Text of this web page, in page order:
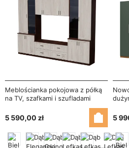
Meblościanka pokojowa z półką
na TV, szafkami i szufladami
300×220 cm Sonoma Ciemna /
Sonoma Jasna – STILO
5 590,00 zł 5